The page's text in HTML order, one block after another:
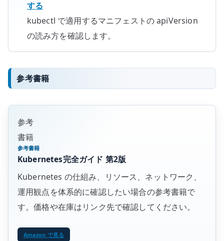
する
kubectl で適用するマニフェストの apiVersion
の読み方を確認します。
参考書籍
参考
書籍
参考書籍
Kubernetes完全ガイド 第2版
Kubernetes の仕組み、リソース、ネットワーク、
運用観点を体系的に確認したい場合の参考書籍で
す。価格や在庫はリンク先で確認してください。
Amazon で見る